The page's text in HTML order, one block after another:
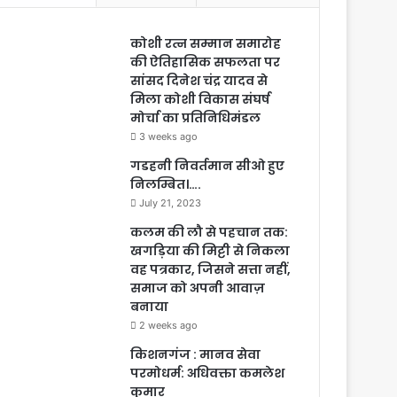
कोशी रत्न सम्मान समारोह
की ऐतिहासिक सफलता पर
सांसद दिनेश चंद्र यादव से
मिला कोशी विकास संघर्ष
मोर्चा का प्रतिनिधिमंडल
3 weeks ago
गडहनी निवर्तमान सीओ हुए
निलम्बित।….
July 21, 2023
कलम की लौ से पहचान तक:
खगड़िया की मिट्टी से निकला
वह पत्रकार, जिसने सत्ता नहीं,
समाज को अपनी आवाज़
बनाया
2 weeks ago
किशनगंज : मानव सेवा
परमोधर्म: अधिवक्ता कमलेश
कुमार